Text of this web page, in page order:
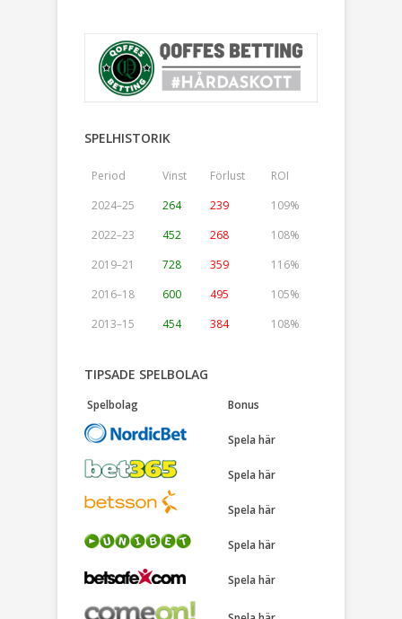
SPELHISTORIK
Period Vinst Förlust
ROI
2024–25
264 239
109%
2022–23
452 268
108%
2019–21
728 359
116%
2016–18
600 495
105%
2013–15
454 384 108%
TIPSADE SPELBOLAG
Spelbolag Bonus
Spela här
Spela här
Spela här
Spela här
Spela här